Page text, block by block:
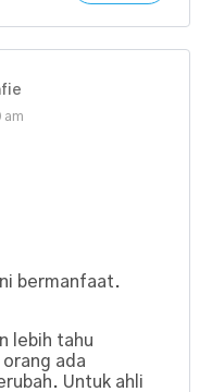
am
bermanfaat.
lebih tahu
ada
Untuk ahli